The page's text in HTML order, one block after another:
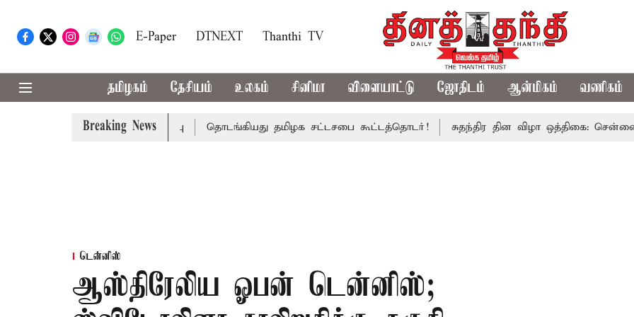
E-Paper DTNEXT Thanthi TV
தமிழகம் தேசியம் உலகம் சினிமா விளையாட்டு ஜோதிடம் ஆன்மிகம் வணிகம்
Breaking News
பட்ஜெட்டில் அறிவிப்பு தொடங்கியது தமிழக சட்டசபை கூட்டத்தொடர்! சுதந்திர தின விழா ஒத்திகை: சென்னையில்
டென்னிஸ்
ஆஸ்திரேலிய ஓபன் டென்னிஸ்;